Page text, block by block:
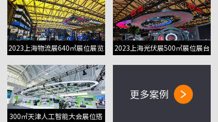
2023上海物流展640㎡展位展览
设计搭建
2023上海光伏展500㎡展位展台
搭建布置
300㎡天津人工智能大会展位搭
更多案例